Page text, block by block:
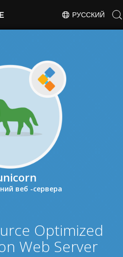
РУССКИЙ
веб -сервера
Optimized
Web Server